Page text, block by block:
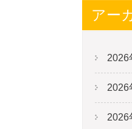
アー
2026
2026
2026